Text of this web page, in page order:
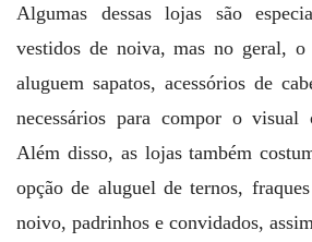
Algumas dessas lojas são
vestidos de noiva, mas no geral,
aluguem sapatos, acessórios de
necessários para compor o visual
Além disso, as lojas também
opção de aluguel de ternos,
noivo, padrinhos e convidados,